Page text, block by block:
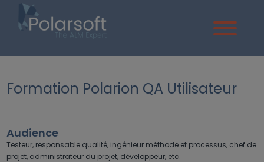
Formation Polarion QA Utilisateur
Audience
Testeur, responsable qualité, ingénieur méthode et processus, chef de
projet, administrateur du projet, développeur, etc.